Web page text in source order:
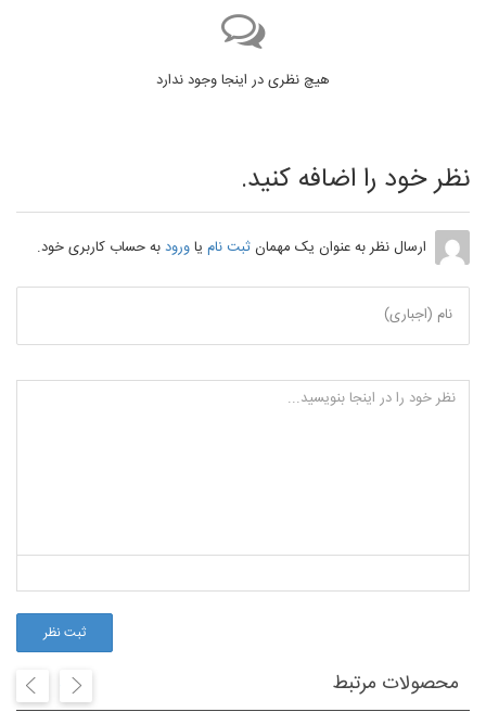
هیچ نظری در اینجا وجود ندارد
نظر خود را اضافه کنید.
ارسال نظر به عنوان یک مهمانثبت نام یاورودبه حساب کاربری خود.
نام (اجباری)
ثبت نظر
محصولات مرتبط